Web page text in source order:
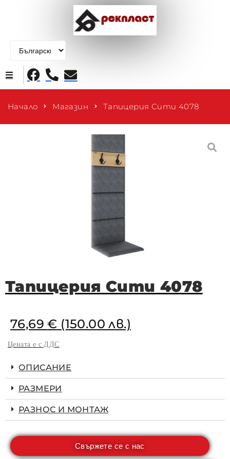
Продукти
Начало Магазин Тапицерия Сити 4078
Тапицерия Сити 4078
76,69€ (150.00 лв.)
Цената е с ДДС
ОПИСАНИЕ
РАЗМЕРИ
РАЗНОС И МОНТАЖ
Свържете се с нас